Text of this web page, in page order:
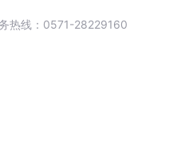
热线：0571-28229160